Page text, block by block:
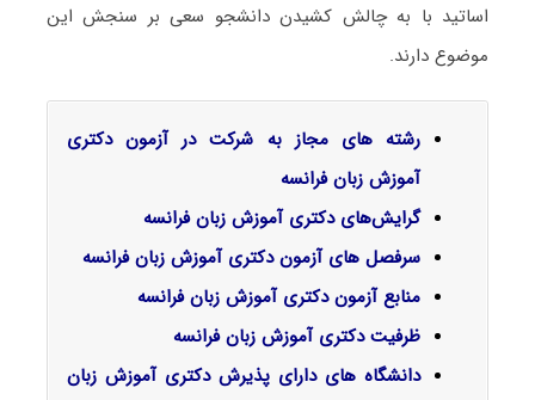
اساتید با به چالش کشیدن دانشجو سعی بر سنجش این
موضوع دارند.
رشته های مجاز به شرکت در آزمون دکتری
آموزش زبان فرانسه
گرایش‌های دکتری آﻣﻮزش زﺑﺎن ﻓﺮاﻧﺴﻪ
سرفصل‌ های آزمون دکتری آموزش زبان فرانسه
منابع آزمون دکتری آموزش زبان فرانسه
ظرفیت دکتری آموزش زبان فرانسه
دانشگاه های دارای پذیرش دکتری آموزش زبان